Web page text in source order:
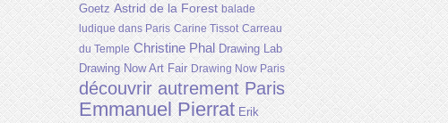
Goetz Astrid de la Forest balade
ludique dans Paris Carine Tissot Carreau
du Temple Christine Phal Drawing Lab
Drawing Now Art Fair Drawing Now Paris
découvrir autrement Paris
Emmanuel Pierrat Erik